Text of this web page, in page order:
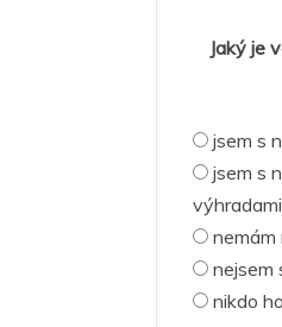
Jaký je
jsem s
jsem s
výhradami
nemám
nejsem
nikdo